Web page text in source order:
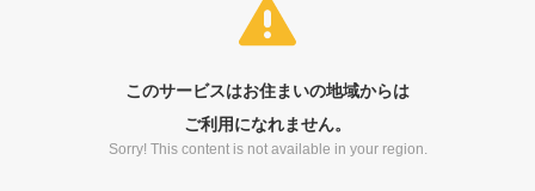
このサービスはお住まいの地域からは
ご利用になれません。
Sorry! This content is not available in your region.